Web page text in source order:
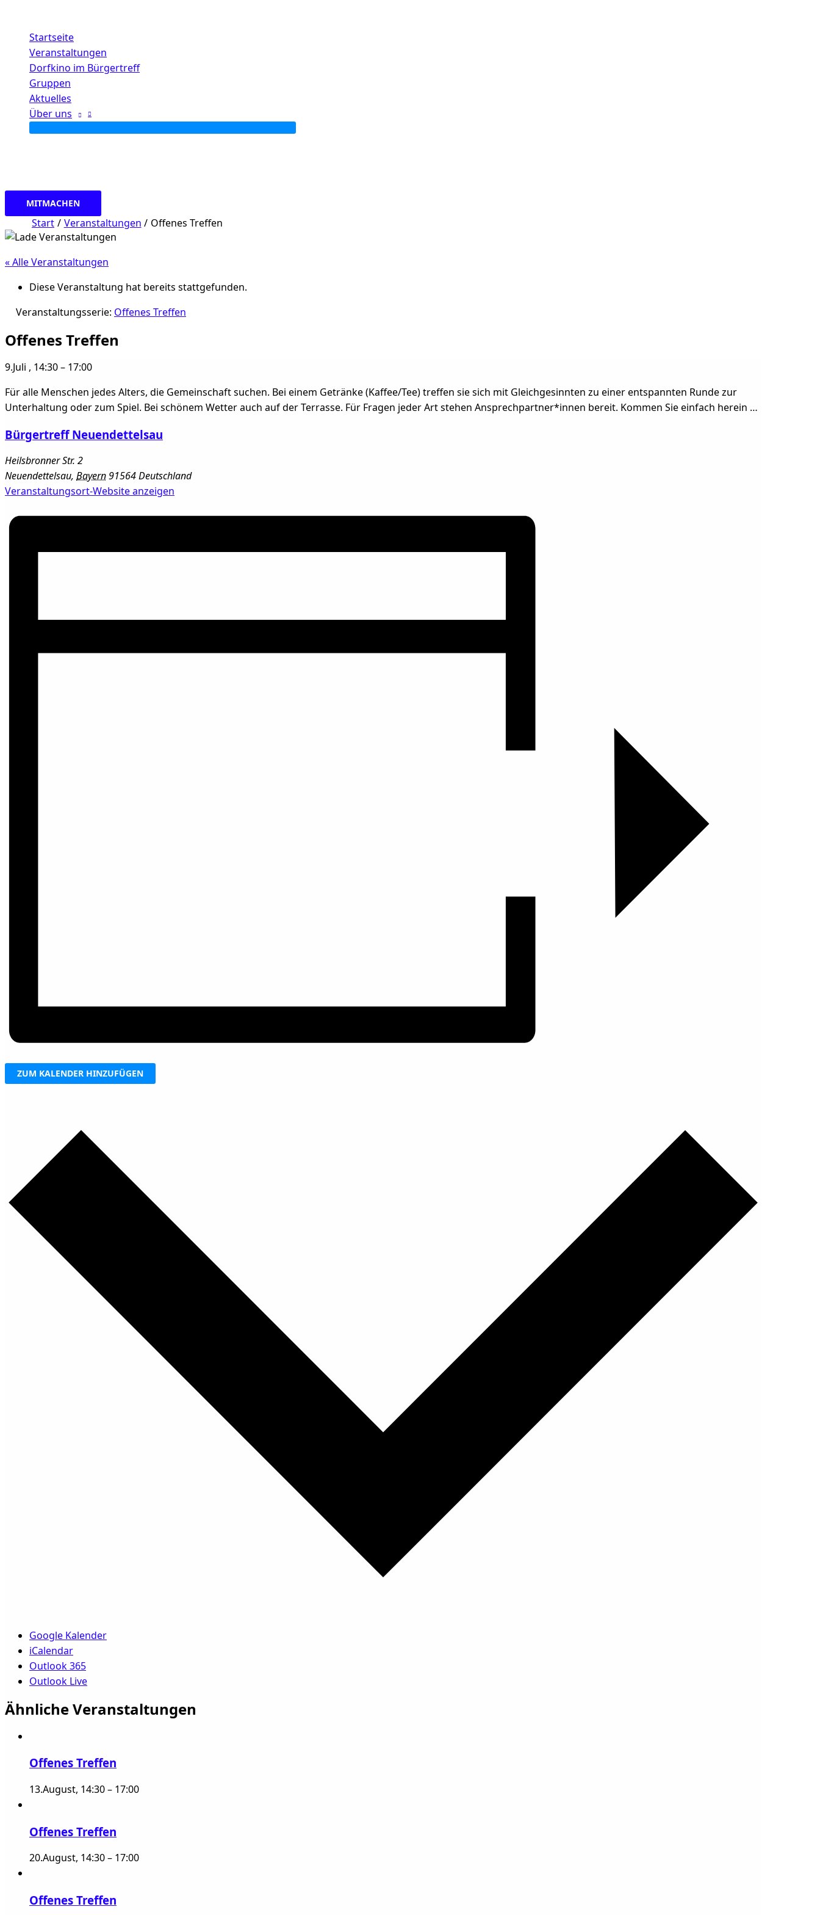
springenStartseite
Veranstaltungen
Dorfkino im Bürgertreff
Gruppen
Aktuelles
Über uns
MITMACHEN
Start Veranstaltungen Offenes Treffen
« Alle Veranstaltungen
Diese Veranstaltung hat bereits stattgefunden.
Veranstaltungsserie: Offenes Treffen
Offenes Treffen
9.Juli , 14:30– 17:00
Für alle Menschen jedes Alters, die Gemeinschaft suchen. Bei einem Getränke (Kaffee/Tee) treffen sie sich mit Gleichgesinnten zu einer entspannten Runde zur
Unterhaltung oder zum Spiel. Bei schönem Wetter auch auf der Terrasse. Für Fragen jeder Art stehen Ansprechpartner*innen bereit. Kommen Sie einfach herein …
Bürgertreff Neuendettelsau
Heilsbronner Str. 2
Neuendettelsau, Bayern91564Deutschland
Veranstaltungsort-Website anzeigen
ZUM KALENDER HINZUFÜGEN
Google Kalender
iCalendar
Outlook 365
Outlook Live
Ähnliche Veranstaltungen
Offenes Treffen
13.August, 14:30– 17:00
Offenes Treffen
20.August, 14:30– 17:00
Offenes Treffen